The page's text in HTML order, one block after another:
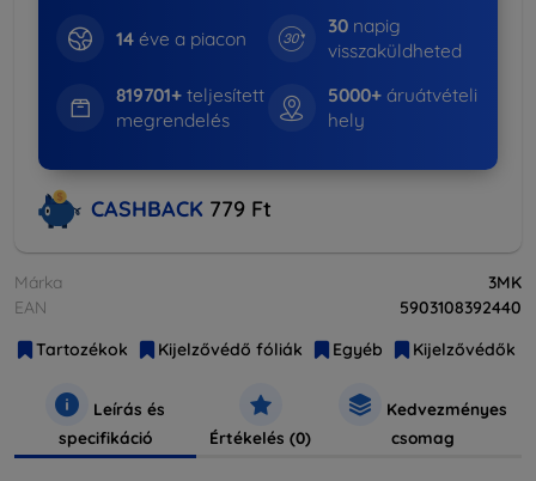
14éve a piacon
30 napig
visszaküldheted
819701+teljesített
megrendelés
5000+ áruátvételi
hely
CASHBACK 779 Ft
Márka
3MK
EAN
5903108392440
Tartozékok
Kijelzővédő fóliák Egyéb Kijelzővédők
Leírás és
specifikáció
Értékelés (0)
Kedvezményes
csomag